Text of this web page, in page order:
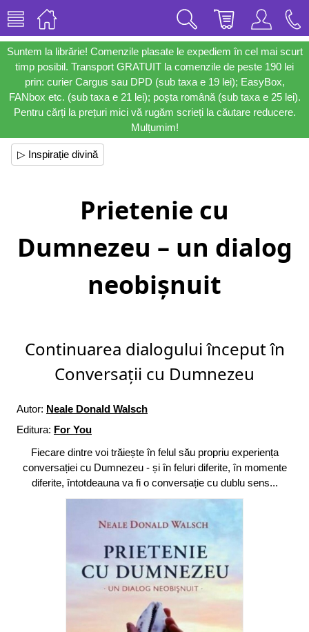
Suntem la librărie! Comenzile plasate le expediem în cel mai scurt
timp posibil. Transport GRATUIT la comenzile de peste 190 lei
prin: curier Cargus sau DPD (sub taxa e 19 lei); EasyBox,
FANbox etc. (sub taxa e 21 lei); poșta română (sub taxa e 25 lei).
Pentru cărți la prețuri mici vă rugăm scrieți la căutare reducere.
Mulțumim!
▷ Inspirație divină
Prietenie cu
Dumnezeu – un dialog
neobișnuit
Continuarea dialogului început în
Conversații cu Dumnezeu
Autor: Neale Donald Walsch
Editura: For You
Fiecare dintre voi trăiește în felul său propriu experiența
conversației cu Dumnezeu - și în feluri diferite, în momente
diferite, întotdeauna va fi o conversație cu dublu sens...